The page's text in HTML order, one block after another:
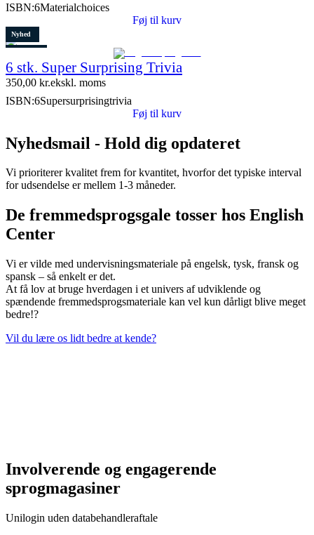
ISBN:6Materialchoices
Føj til kurv
Nyhed
8 stk. tilbage
6 stk. Super Surprising Trivia
350,00 kr.ekskl. moms
ISBN:6Supersurprisingtrivia
Føj til kurv
Nyhedsmail - Hold dig opdateret
Vi prioriterer kvalitet frem for kvantitet, hvorfor det typiske interval
for udsendelse er mellem 1-3 måneder.
De fremmedsprogsgale tosser hos English
Center
Vi er vilde med undervisningsmateriale på engelsk, tysk, fransk og
spansk – så enkelt er det.
At få lov at bruge hverdagen i et univers af udviklende og
spændende fremmedsprogsmateriale kan vel kun dårligt blive meget
bedre!?
Vil du lære os lidt bedre at kende?
Involverende og engagerende
sprogmagasiner
Unilogin uden databehandleraftale